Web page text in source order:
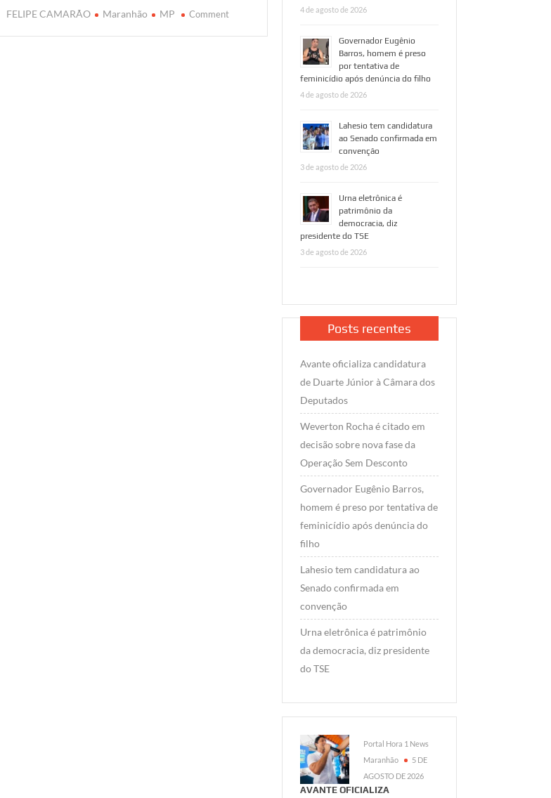
FELIPE CAMARÃO Maranhão MP Commenton
4 de agosto de 2026
Governador Eugênio
Barros, homem é preso
por tentativa de
feminicídio após denúncia do filho
4 de agosto de 2026
Lahesio tem candidatura
ao Senado confirmada em
convenção
3 de agosto de 2026
Urna eletrônica é
patrimônio da
democracia, diz
presidente do TSE
3 de agosto de 2026
Posts recentes
Avante oficializa candidatura
de Duarte Júnior à Câmara dos
Deputados
Weverton Rocha é citado em
decisão sobre nova fase da
Operação Sem Desconto
Governador Eugênio Barros,
homem é preso por tentativa de
feminicídio após denúncia do
filho
Lahesio tem candidatura ao
Senado confirmada em
convenção
Urna eletrônica é patrimônio
da democracia, diz presidente
do TSE
Portal Hora 1 News
Maranhão
5 DE
AGOSTO DE 2026
AVANTE OFICIALIZA